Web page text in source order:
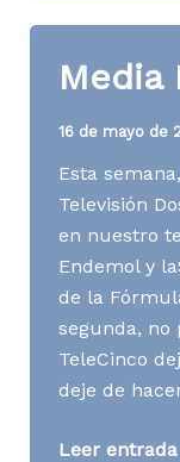
Media
16 de mayo de
Esta
Televisión
en nuestro
Endemol y
de la
segunda,
TeleCinco
deje de
Media
Leer entrada